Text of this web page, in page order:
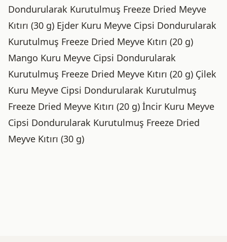
Dondurularak Kurutulmuş Freeze Dried Meyve
Kıtırı (30 g) Ejder Kuru Meyve Cipsi Dondurularak
Kurutulmuş Freeze Dried Meyve Kıtırı (20 g)
Mango Kuru Meyve Cipsi Dondurularak
Kurutulmuş Freeze Dried Meyve Kıtırı (20 g) Çilek
Kuru Meyve Cipsi Dondurularak Kurutulmuş
Freeze Dried Meyve Kıtırı (20 g) İncir Kuru Meyve
Cipsi Dondurularak Kurutulmuş Freeze Dried
Meyve Kıtırı (30 g)